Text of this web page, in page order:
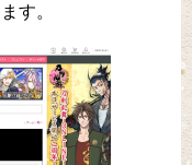
す。